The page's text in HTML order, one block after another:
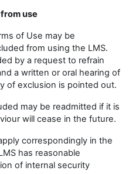
use
of Use may be
from using the LMS.
by a request to refrain
a written or oral hearing of
of exclusion is pointed out.
may be readmitted if it is
will cease in the future.
correspondingly in the
has reasonable
of internal security